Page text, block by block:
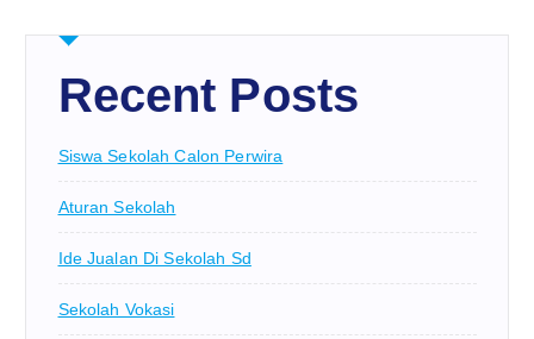
Recent Posts
Siswa Sekolah Calon Perwira
Aturan Sekolah
Ide Jualan Di Sekolah Sd
Sekolah Vokasi